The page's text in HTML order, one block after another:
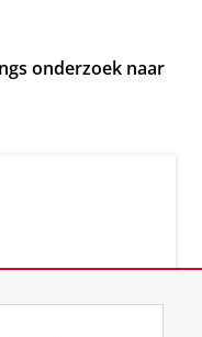
onderzoek naar